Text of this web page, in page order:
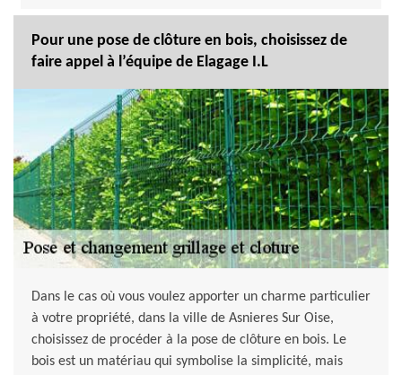
Pour une pose de clôture en bois, choisissez de
faire appel à l’équipe de Elagage I.L
Dans le cas où vous voulez apporter un charme particulier
à votre propriété, dans la ville de Asnieres Sur Oise,
choisissez de procéder à la pose de clôture en bois. Le
bois est un matériau qui symbolise la simplicité, mais